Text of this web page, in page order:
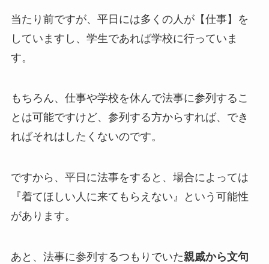
当たり前ですが、平日には多くの人が【仕事】を
していますし、学生であれば学校に行っていま
す。
もちろん、仕事や学校を休んで法事に参列するこ
とは可能ですけど、参列する方からすれば、でき
ればそれはしたくないのです。
ですから、平日に法事をすると、場合によっては
『着てほしい人に来てもらえない』という可能性
があります。
あと、法事に参列するつもりでいた親戚から文句